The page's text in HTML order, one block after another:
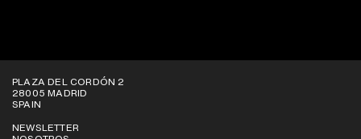
PLAZA DEL CORDÓN 2
28005 MADRID
SPAIN
NEWSLETTER